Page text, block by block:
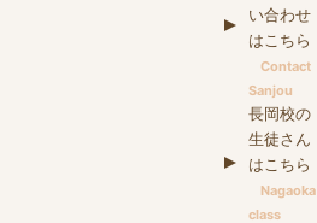
い合わせ
はこちら
Contact
Sanjou
長岡校の
生徒さん
はこちら
Nagaoka
class